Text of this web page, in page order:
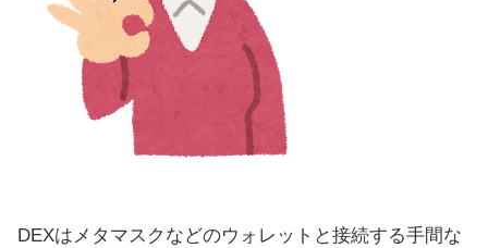
DEXはメタマスクなどのウォレットと接続する手間な